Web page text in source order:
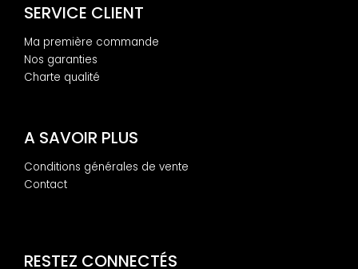
SERVICE CLIENT
Ma première commande
Nos garanties
Charte qualité
A SAVOIR PLUS
Conditions générales de vente
Contact